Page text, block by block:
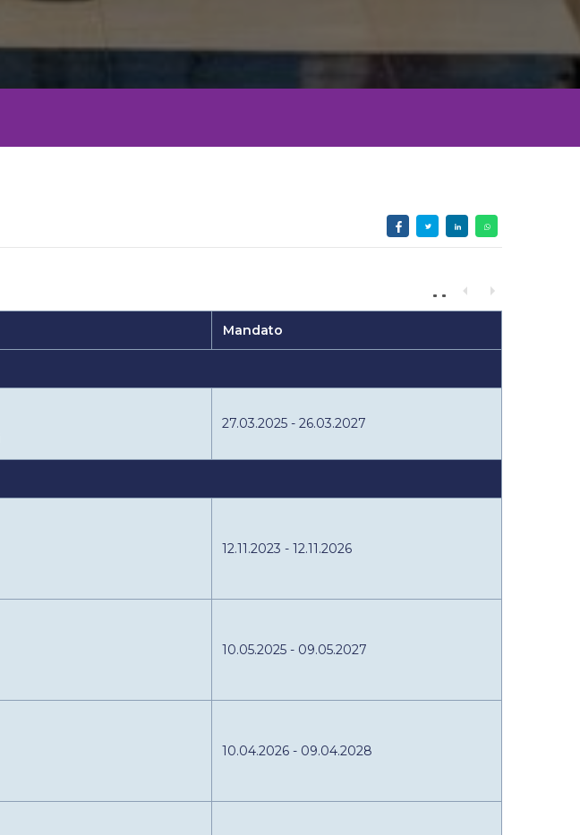
Mandato
27.03.2025 - 26.03.2027
12.11.2023 - 12.11.2026
10.05.2025 - 09.05.2027
10.04.2026 - 09.04.2028